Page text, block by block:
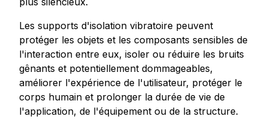
Les supports d'isolation vibratoire peuvent
protéger les objets et les composants sensibles de
l'interaction entre eux, isoler ou réduire les bruits
gênants et potentiellement dommageables,
améliorer l'expérience de l'utilisateur, protéger le
corps humain et prolonger la durée de vie de
l'application, de l'équipement ou de la structure.